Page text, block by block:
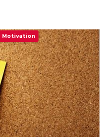
Motivation